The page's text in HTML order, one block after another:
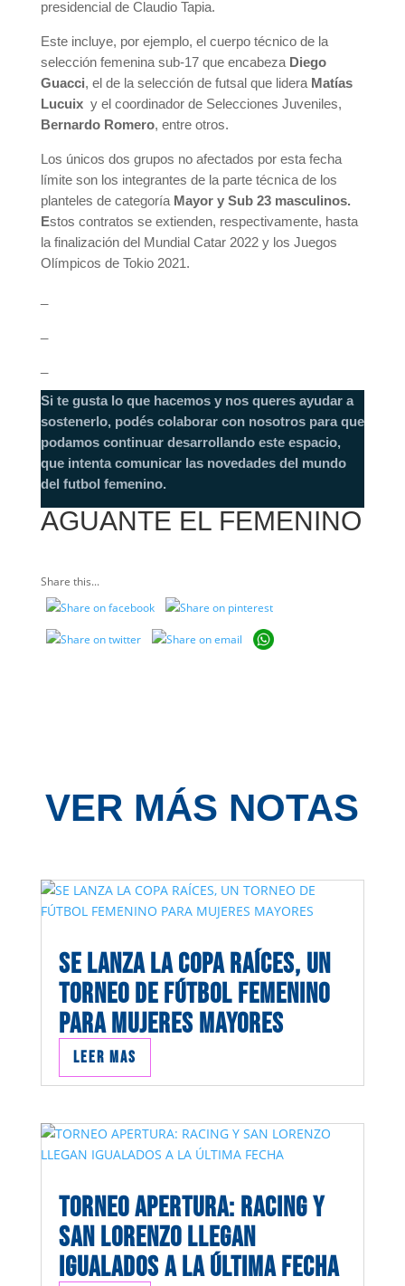
presidencial de Claudio Tapia.
Este incluye, por ejemplo, el cuerpo técnico de la
selección femenina sub-17 que encabeza Diego
Guacci, el de la selección de futsal que lidera Matías
Lucuix y el coordinador de Selecciones Juveniles,
Bernardo Romero, entre otros.
Los únicos dos grupos no afectados por esta fecha
límite son los integrantes de la parte técnica de los
planteles de categoríaMayor y Sub 23 masculinos.
Estos contratos se extienden, respectivamente, hasta
la finalización del Mundial Catar 2022 y los Juegos
Olímpicos de Tokio 2021.
Si te gusta lo que hacemos y nos queres ayudar a
sostenerlo, podés colaborar con nosotros para que
podamos continuar desarrollando este espacio,
que intenta comunicar las novedades del mundo
del futbol femenino.
AGUANTE EL FEMENINO
Share this...
VER MÁS NOTAS
SE LANZA LA COPA RAÍCES, UN
TORNEO DE FÚTBOL FEMENINO
PARA MUJERES MAYORES
Leer mas
TORNEO APERTURA: RACING Y
SAN LORENZO LLEGAN
IGUALADOS A LA ÚLTIMA FECHA